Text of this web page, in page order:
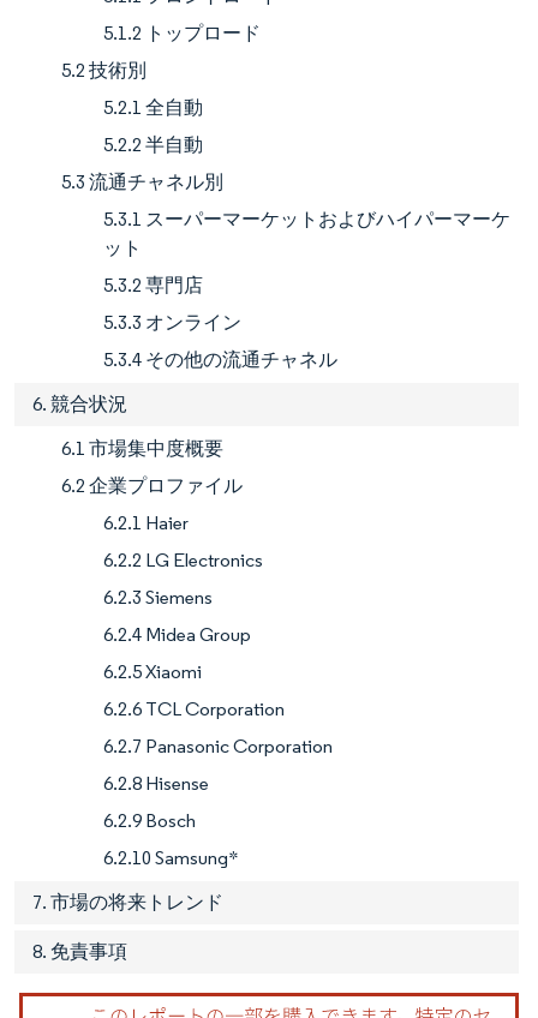
5.1.2 トップロード
5.2 技術別
5.2.1 全自動
5.2.2 半自動
5.3 流通チャネル別
5.3.1 スーパーマーケットおよびハイパーマーケ
ット
5.3.2 専門店
5.3.3 オンライン
5.3.4 その他の流通チャネル
6. 競合状況
6.1 市場集中度概要
6.2 企業プロファイル
6.2.1 Haier
6.2.2 LG Electronics
6.2.3 Siemens
6.2.4 Midea Group
6.2.5 Xiaomi
6.2.6 TCL Corporation
6.2.7 Panasonic Corporation
6.2.8 Hisense
6.2.9 Bosch
6.2.10 Samsung*
7. 市場の将来トレンド
8. 免責事項